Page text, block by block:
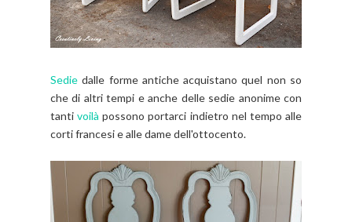
Sedie dalle forme antiche acquistano quel non so
che di altri tempi e anche delle sedie anonime con
tantivoilà possono portarci indietro nel tempo alle
corti francesi e alle dame dell'ottocento.